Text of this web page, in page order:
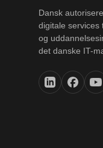
Dansk
digitale services
og
det danske IT-